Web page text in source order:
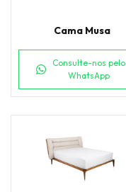
Cama Musa
Consulte-nos pelo
WhatsApp